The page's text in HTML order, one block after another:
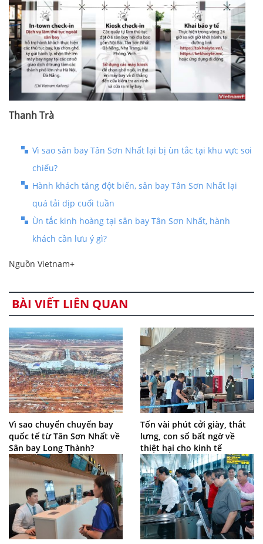
Thanh Trà
Vì sao sân bay Tân Sơn Nhất lại bị ùn tắc tại khu vực soi
chiếu?
Hành khách tăng đột biến, sân bay Tân Sơn Nhất lại
quá tải dịp cuối tuần
Ùn tắc kinh hoàng tại sân bay Tân Sơn Nhất, hành
khách cần lưu ý gì?
Nguồn Vietnam+
BÀI VIẾT LIÊN QUAN
Vì sao chuyển chuyến bay
quốc tế từ Tân Sơn Nhất về
Sân bay Long Thành?
Tốn vài phút cởi giày, thắt
lưng, con số bất ngờ về
thiệt hại cho kinh tế